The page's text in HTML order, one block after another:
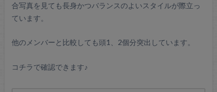
合写真を見ても長身かつバランスのよいスタイルが際立っ
ています。
他のメンバーと比較しても頭1、2個分突出しています。
コチラで確認できます♪